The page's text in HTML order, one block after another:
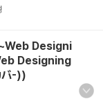
Designi
Designing
バ-))